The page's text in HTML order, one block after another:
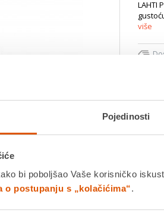
Pojedinosti
bi poboljšao Vaše korisničko
o postupanju s „kolačićima“.
Povucite preko slike za zoom
LAHTI
više